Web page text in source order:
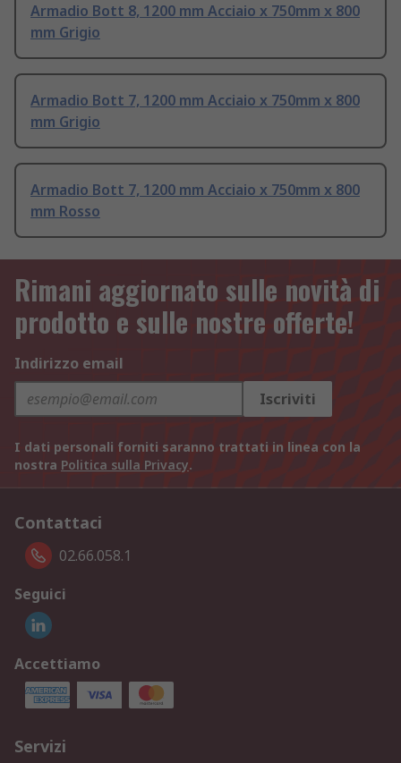
Armadio Bott 8, 1200 mm Acciaio x 750mm x 800
mm Grigio
Armadio Bott 7, 1200 mm Acciaio x 750mm x 800
mm Grigio
Armadio Bott 7, 1200 mm Acciaio x 750mm x 800
mm Rosso
Rimani aggiornato sulle novità di
prodotto e sulle nostre offerte!
Indirizzo email
Iscriviti
I dati personali forniti saranno trattati in linea con la
nostra Politica sulla Privacy.
Contattaci
02.66.058.1
Seguici
Accettiamo
Servizi